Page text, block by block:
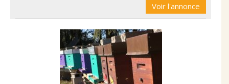
Voir l'annonce